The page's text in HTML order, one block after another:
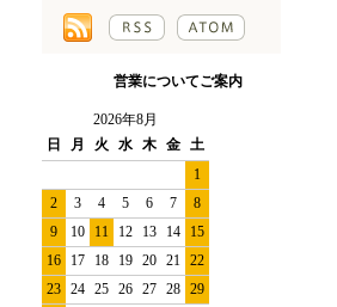
営業についてご案内
2026年8月
日
月 火 水 木 金 土
1
2
3 4 5 6 7
8
9
10 11 12 13 14
15
16
17 18 19 20 21 22
23 24 25 26 27 28 29